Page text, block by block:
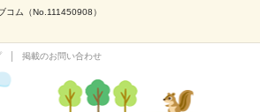
コム（No.111450908）
掲載のお問い合わせ